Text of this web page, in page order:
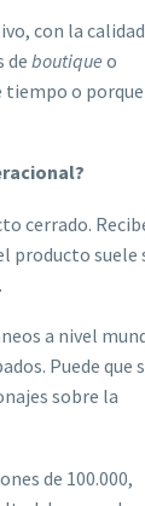
con la
de boutique o
tiempo o
cerrado.
producto suele
a nivel
Puede que
sobre la
de 100.000,